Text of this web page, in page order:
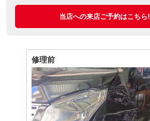
当店への来店ご予約はこちら!
修理前